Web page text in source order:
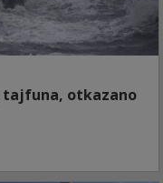
tajfuna, otkazano